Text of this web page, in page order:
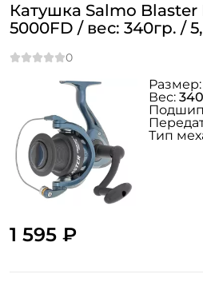
Катушка Salmo Blaster
5000FD / вес: 340гр. / 5,2 / подшипники:
1 595 ₽
Размер:
Вес:
Тип